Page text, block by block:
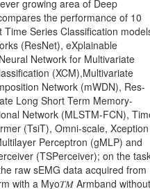
growing area of Deep
the performance of 10
Time Series Classification
(ResNet), eXplainable
Network for Multivariate
(XCM),Multivariate
Network (mWDN), Res-
Long Short Term Memory-
Network (MLSTM-FCN),
(TsiT), Omni-scale, Xception
Perceptron (gMLP) and
(TSPerceiver); on the
raw sEMG data acquired from
with a Myo𝑇𝑀 Armband without